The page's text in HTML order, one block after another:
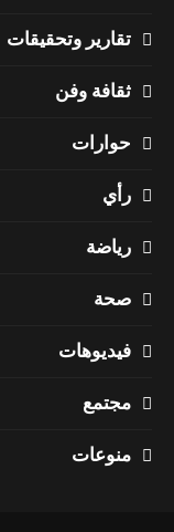
تقارير وتحقيقات
ثقافة وفن
حوارات
رأي
رياضة
صحة
فيديوهات
مجتمع
منوعات